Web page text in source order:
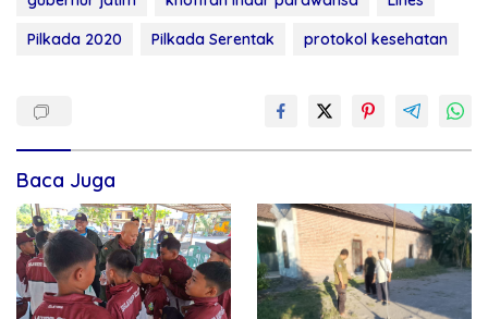
Pilkada 2020
Pilkada Serentak protokol kesehatan
Baca Juga